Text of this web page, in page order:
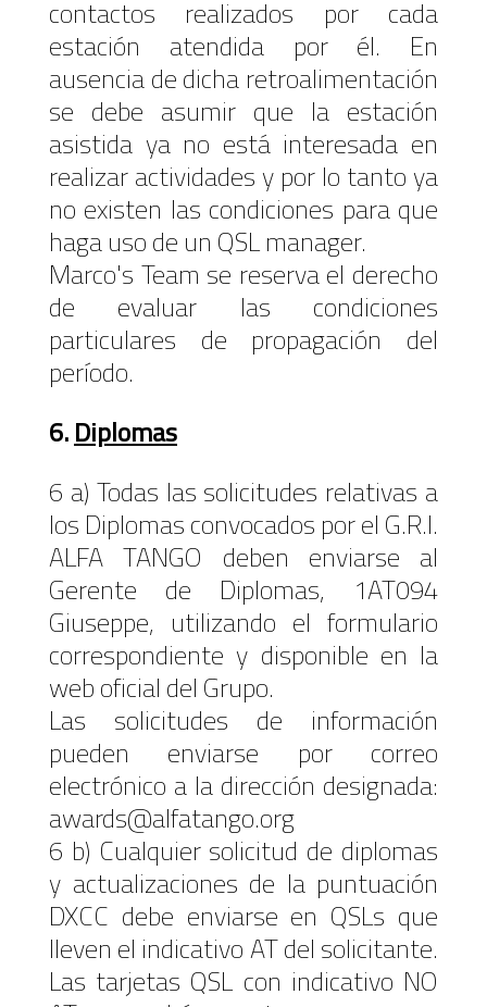
contactos realizados por cada
estación atendida por él. En
ausencia de dicha retroalimentación
se debe asumir que la estación
asistida ya no está interesada en
realizar actividades y por lo tanto ya
no existen las condiciones para que
haga uso de un QSL manager.
Marco's Team se reserva el derecho
de evaluar las condiciones
particulares de propagación del
período.
6.Diplomas
6 a) Todas las solicitudes relativas a
los Diplomas convocados por el G.R.I.
ALFA TANGO deben enviarse al
Gerente de Diplomas, 1AT094
Giuseppe, utilizando el formulario
correspondiente y disponible en la
web oficial del Grupo.
Las solicitudes de información
pueden enviarse por correo
electrónico a la dirección designada:
awards@alfatango.org
6 b) Cualquier solicitud de diplomas
y actualizaciones de la puntuación
DXCC debe enviarse en QSLs que
lleven el indicativo AT del solicitante.
Las tarjetas QSL con indicativo NO